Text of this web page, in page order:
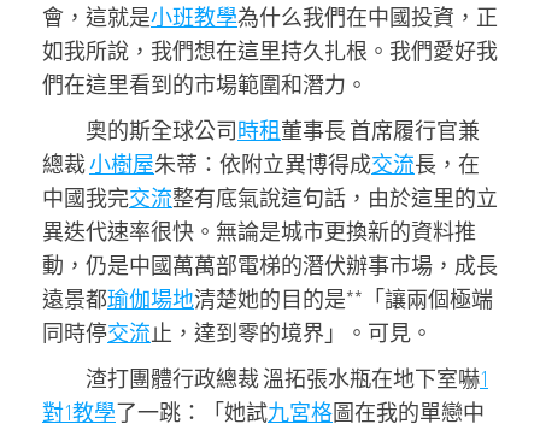
會，這就是小班教學為什么我們在中國投資，正
如我所說，我們想在這里持久扎根。我們愛好我
們在這里看到的市場範圍和潛力。
奧的斯全球公司時租董事長 首席履行官兼
總裁小樹屋朱蒂：依附立異博得成交流長，在
中國我完交流整有底氣說這句話，由於這里的立
異迭代速率很快。無論是城市更換新的資料推
動，仍是中國萬萬部電梯的潛伏辦事市場，成長
遠景都瑜伽場地清楚她的目的是**「讓兩個極端
同時停交流止，達到零的境界」。可見。
渣打團體行政總裁 溫拓張水瓶在地下室嚇1
對1教學了一跳：「她試九宮格圖在我的單戀中